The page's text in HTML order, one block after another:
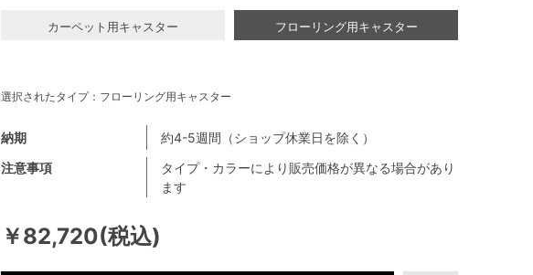
￥82,720(税込)
注意事項
タイプ・カラーにより販売価格が異なる場合があり
ます
納期 約4-5週間（ショップ休業日を除く）
カーペット用キャスター フローリング用キャスター
選択されたタイプ：フローリング用キャスター